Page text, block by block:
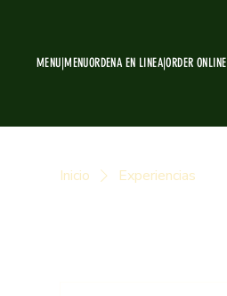
MENU|MENUORDENA EN LINEA|ORDER ONLINE
Inicio Experiencias